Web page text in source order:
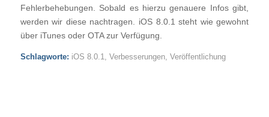
Fehlerbehebungen. Sobald es hierzu genauere Infos gibt,
werden wir diese nachtragen. iOS 8.0.1 steht wie gewohnt
über iTunes oder OTA zur Verfügung.
Schlagworte: iOS 8.0.1, Verbesserungen, Veröffentlichung